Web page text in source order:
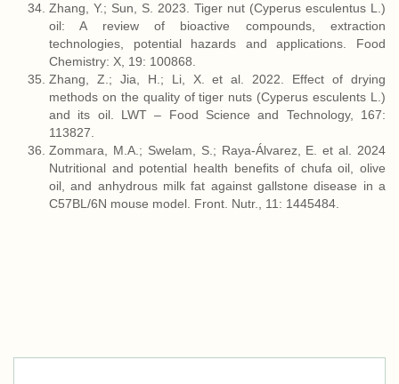
Zhang, Y.; Sun, S. 2023. Tiger nut (Cyperus esculentus L.)
oil: A review of bioactive compounds, extraction
technologies, potential hazards and applications. Food
Chemistry: X, 19: 100868.
Zhang, Z.; Jia, H.; Li, X. et al. 2022. Effect of drying
methods on the quality of tiger nuts (Cyperus esculents L.)
and its oil. LWT – Food Science and Technology, 167:
113827.
Zommara, M.A.; Swelam, S.; Raya-Álvarez, E. et al. 2024
Nutritional and potential health benefits of chufa oil, olive
oil, and anhydrous milk fat against gallstone disease in a
C57BL/6N mouse model. Front. Nutr., 11: 1445484.